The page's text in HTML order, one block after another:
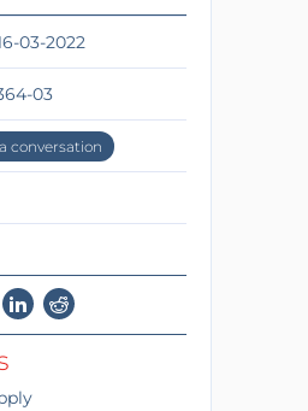
03-2022
03
conversation